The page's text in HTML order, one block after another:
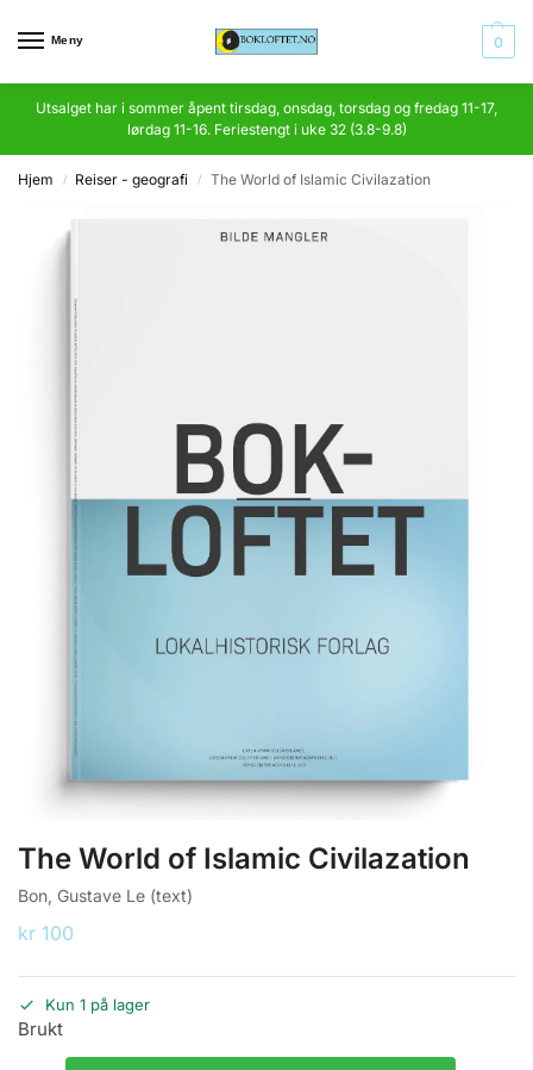
Meny 0
Utsalget har i sommer åpent tirsdag, onsdag, torsdag og fredag 11-17,
lørdag 11-16. Feriestengt i uke 32 (3.8-9.8)
Hjem / Reiser - geografi / The World of Islamic Civilazation
The World of Islamic Civilazation
Bon, Gustave Le (text)
kr 100
Kun 1 på lager
Brukt